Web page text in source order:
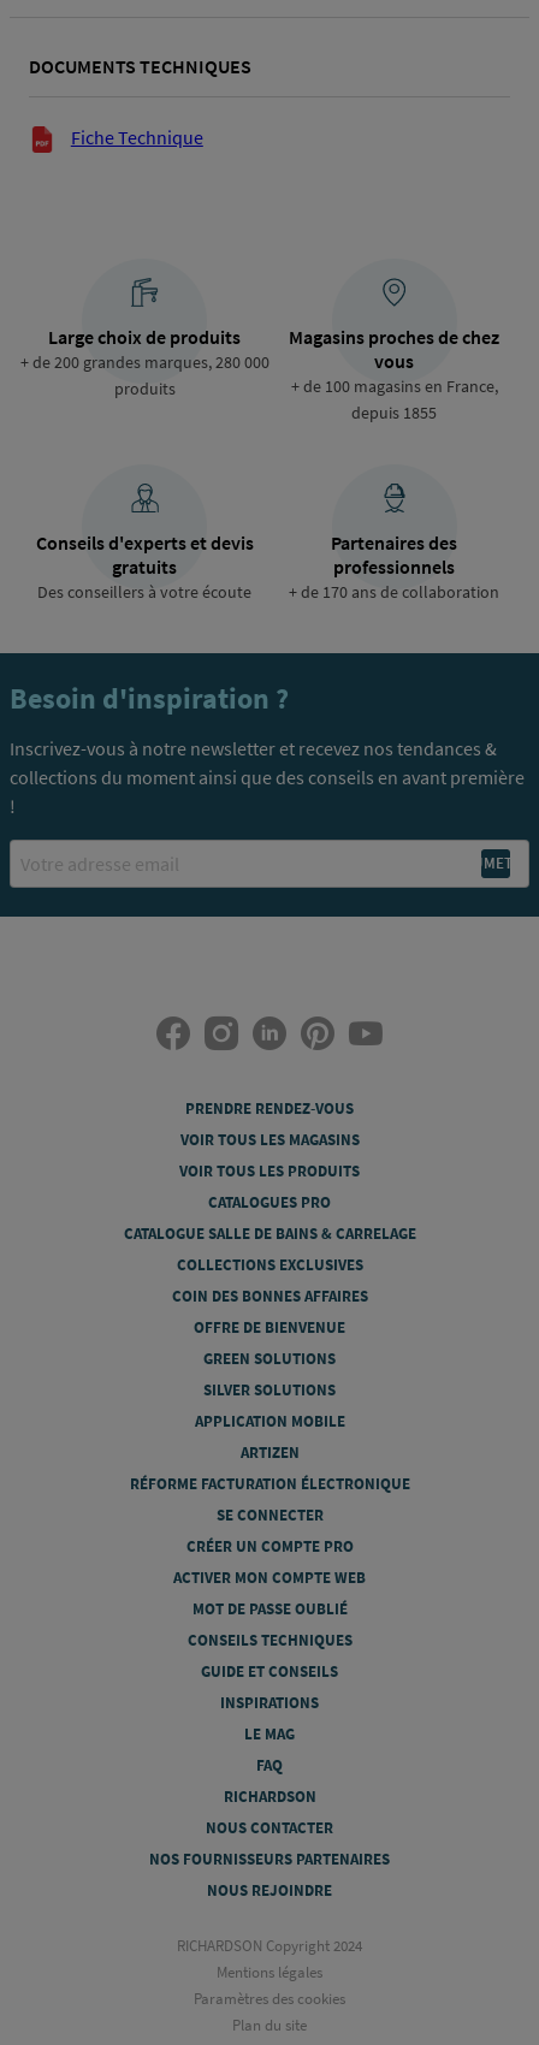
DOCUMENTS TECHNIQUES
Documents techniques
Fiche Technique
Large choix de produits
+ de 200 grandes marques, 280 000
produits
Magasins proches de chez
vous
+ de 100 magasins en France,
depuis 1855
Conseils d'experts et devis
gratuits
Des conseillers à votre écoute
Partenaires des
professionnels
+ de 170 ans de collaboration
Besoin d'inspiration ?
Inscrivez-vous à notre newsletter et recevez nos tendances &
collections du moment ainsi que des conseils en avant première
!
Email
PRENDRE RENDEZ-VOUS
VOIR TOUS LES MAGASINS
VOIR TOUS LES PRODUITS
CATALOGUES PRO
CATALOGUE SALLE DE BAINS & CARRELAGE
COLLECTIONS EXCLUSIVES
COIN DES BONNES AFFAIRES
OFFRE DE BIENVENUE
GREEN SOLUTIONS
SILVER SOLUTIONS
APPLICATION MOBILE
ARTIZEN
RÉFORME FACTURATION ÉLECTRONIQUE
SE CONNECTER
CRÉER UN COMPTE PRO
ACTIVER MON COMPTE WEB
MOT DE PASSE OUBLIÉ
CONSEILS TECHNIQUES
GUIDE ET CONSEILS
INSPIRATIONS
LE MAG
FAQ
RICHARDSON
NOUS CONTACTER
NOS FOURNISSEURS PARTENAIRES
NOUS REJOINDRE
RICHARDSON Copyright 2024
Mentions légales
Paramètres des cookies
Plan du site